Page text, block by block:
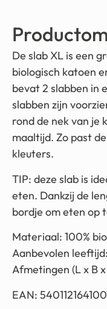
De slab XL is een
biologisch katoen
bevat 2 slabben in
slabben zijn
rond de nek van je
maaltijd. Zo past
kleuters.
TIP: deze slab is
eten. Dankzij de
bordje om eten op
Materiaal: 100%
Aanbevolen
Afmetingen (L x B
EAN: